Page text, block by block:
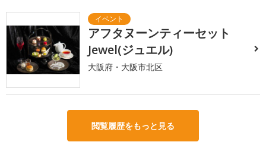
アフタヌーンティーセット
Jewel(ジュエル)
大阪府・大阪市北区
閲覧履歴をもっと見る